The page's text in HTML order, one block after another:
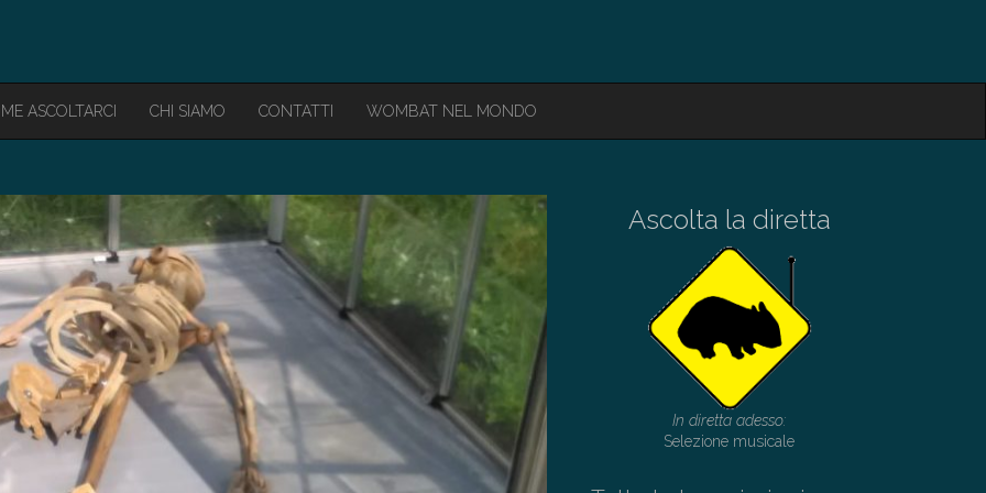
ASCOLTARCI CHI SIAMO CONTATTI WOMBAT NEL MONDO
Ascolta la diretta
In diretta adesso:
Selezione musicale